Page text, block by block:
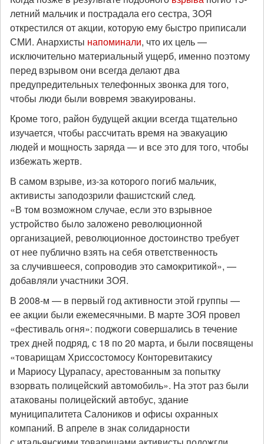
летний мальчик и пострадала его сестра, ЗОЯ
открестился от акции, которую ему быстро приписали
СМИ. Анархисты напоминали, что их цель —
исключительно материальный ущерб, именно поэтому
перед взрывом они всегда делают два
предупредительных телефонных звонка для того,
чтобы люди были вовремя эвакуированы.
Кроме того, район будущей акции всегда тщательно
изучается, чтобы рассчитать время на эвакуацию
людей и мощность заряда — и все это для того, чтобы
избежать жертв.
В самом взрыве, из-за которого погиб мальчик,
активисты заподозрили фашистский след.
«В том возможном случае, если это взрывное
устройство было заложено революционной
организацией, революционное достоинство требует
от нее публично взять на себя ответственность
за случившееся, сопроводив это самокритикой», —
добавляли участники ЗОЯ.
В 2008-м — в первый год активности этой группы —
ее акции были ежемесячными. В марте ЗОЯ провел
«фестиваль огня»: поджоги совершались в течение
трех дней подряд, с 18 по 20 марта, и были посвящены
«товарищам Хриссостомосу Конторевитакису
и Мариосу Цурапасу, арестованным за попытку
взорвать полицейский автомобиль». На этот раз были
атакованы полицейский автобус, здание
муниципалитета Салоников и офисы охранных
компаний. В апреле в знак солидарности